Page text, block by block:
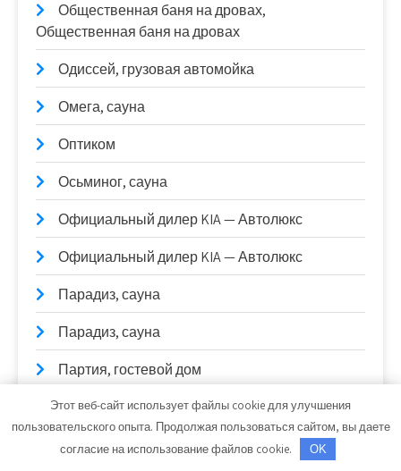
Общественная баня на дровах,
Общественная баня на дровах
Одиссей, грузовая автомойка
Омега, сауна
Оптиком
Осьминог, сауна
Официальный дилер KIA — Автолюкс
Официальный дилер KIA — Автолюкс
Парадиз, сауна
Парадиз, сауна
Партия, гостевой дом
Парус, банный комплекс
Парус, офис
Этот веб-сайт использует файлы cookie для улучшения
пользовательского опыта. Продолжая пользоваться сайтом, вы даете
согласие на использование файлов cookie.
OK